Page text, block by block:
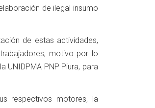
de ilegal insumo
de estas actividades,
motivo por lo
UNIDPMA PNP Piura, para
respectivos motores, la